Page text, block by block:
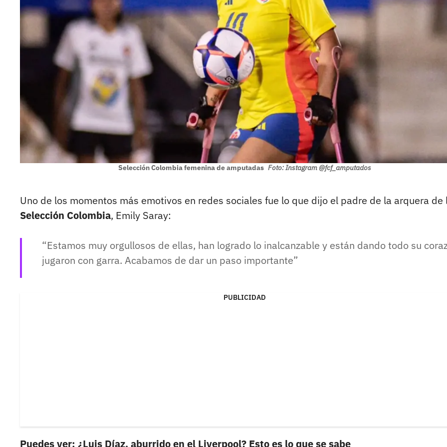
Selección Colombia femenina de amputadas Foto: Instagram @fcf_amputados
Uno de los momentos más emotivos en redes sociales fue lo que dijo el padre de la arquera de
Selección Colombia, Emily Saray:
Estamos muy orgullosos de ellas, han logrado lo inalcanzable y están dando todo su
jugaron con garra. Acabamos de dar un paso importante
PUBLICIDAD
Puedes ver: ¿Luis Díaz, aburrido en el Liverpool? Esto es lo que se sabe